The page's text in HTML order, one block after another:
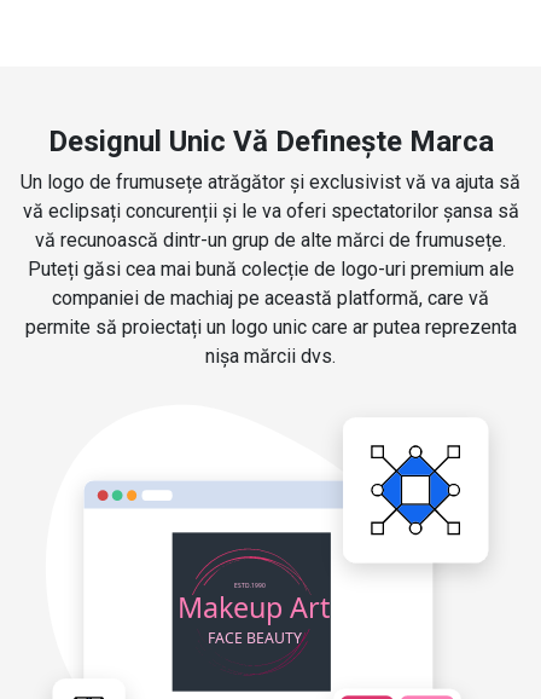
Designul Unic Vă Definește Marca
Un logo de frumusețe atrăgător și exclusivist vă va ajuta să
vă eclipsați concurenții și le va oferi spectatorilor șansa să
vă recunoască dintr-un grup de alte mărci de frumusețe.
Puteți găsi cea mai bună colecție de logo-uri premium ale
companiei de machiaj pe această platformă, care vă
permite să proiectați un logo unic care ar putea reprezenta
nișa mărcii dvs.